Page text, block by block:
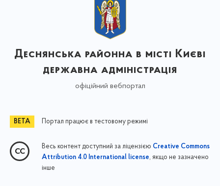
Деснянська районна в місті Києві
державна адміністрація
офіційний вебпортал
Портал працює в тестовому режимі
Весь контент доступний за ліцензією Creative Commons
Attribution 4.0 International license, якщо не зазначено
інше